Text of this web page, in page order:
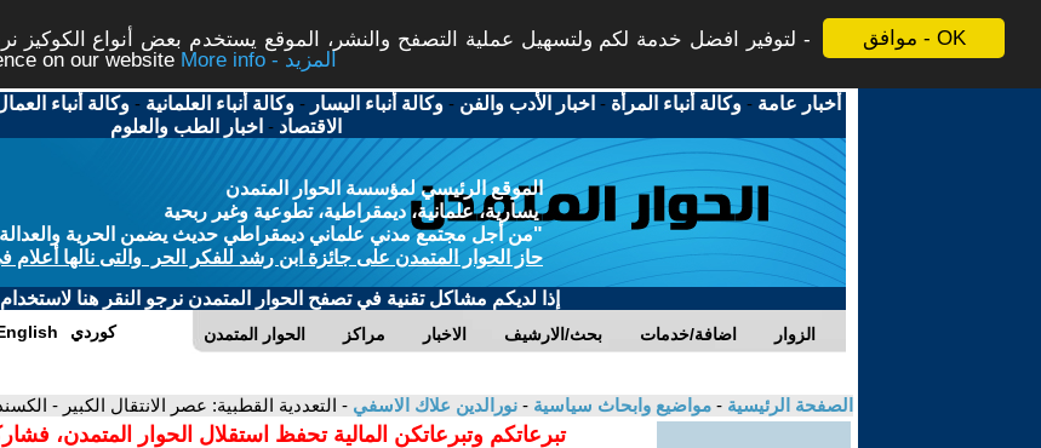
موافق - OK
لتوفير افضل خدمة لكم ولتسهيل عملية التصفح والنشر، الموقع يستخدم بعض أنواع الكوكيز
on our website
More info - المزيد
أخبار عامة -وكالة أنباء المرأة - اخبار الأدب والفن -وكالة أنباء اليسار -وكالة أنباء العلمانية -وكالة أنباء
الاقتصاد - اخبار الطب والعلوم
الموقع الرئيسي لمؤسسة الحوار المتمدن
يسارية، علمانية، ديمقراطية، تطوعية وغير ربحية
"من أجل مجتمع مدني علماني ديمقراطي حديث يضمن الحرية والعدالة
حاز الحوار المتمدن على جائزة ابن رشد للفكر الحر والتى نالها أعلام
إذا لديكم مشاكل تقنية في تصفح الحوار المتمدن نرجو النقر هنا لاستخدام
الحوار المتمدن مراكز الاخبار بحث/الارشيف اضافة/خدمات الزوار كوردي
الصفحة الرئيسية - مواضيع وابحاث سياسية - نورالدين علاك الاسفي - التعددية القطبية: عصر الانتقال الكبير -
تبرعاتكم وتبرعاتكن المالية تحفظ استقلال الحوار المتمدن،